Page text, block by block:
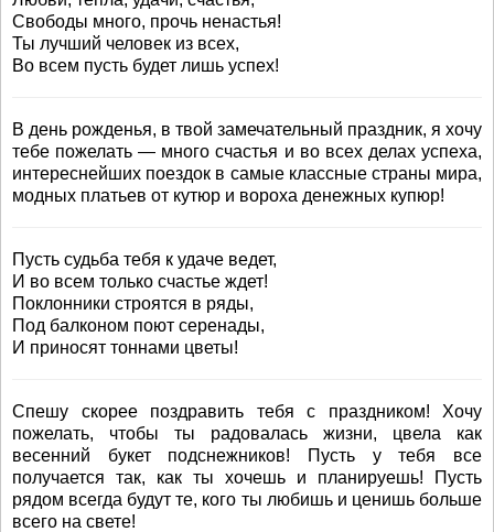
Свободы много, прочь ненастья!
Ты лучший человек из всех,
Во всем пусть будет лишь успех!
В день рожденья, в твой замечательный праздник, я хочу
тебе пожелать — много счастья и во всех делах успеха,
интереснейших поездок в самые классные страны мира,
модных платьев от кутюр и вороха денежных купюр!
Пусть судьба тебя к удаче ведет,
И во всем только счастье ждет!
Поклонники строятся в ряды,
Под балконом поют серенады,
И приносят тоннами цветы!
Спешу скорее поздравить тебя с праздником! Хочу
пожелать, чтобы ты радовалась жизни, цвела как
весенний букет подснежников! Пусть у тебя все
получается так, как ты хочешь и планируешь! Пусть
рядом всегда будут те, кого ты любишь и ценишь больше
всего на свете!